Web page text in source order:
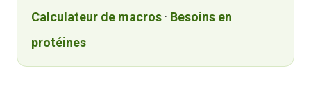
Calculateur de macros · Besoins en
protéines